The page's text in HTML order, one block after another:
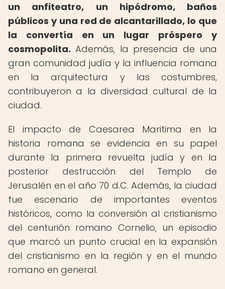
un anfiteatro, un hipódromo, baños
públicos y una red de alcantarillado, lo que
la convertía en un lugar próspero y
cosmopolita. Además, la presencia de una
gran comunidad judía y la influencia romana
en la arquitectura y las costumbres,
contribuyeron a la diversidad cultural de la
ciudad.
El impacto de Caesarea Maritima en la
historia romana se evidencia en su papel
durante la primera revuelta judía y en la
posterior destrucción del Templo de
Jerusalén en el año 70 d.C. Además, la ciudad
fue escenario de importantes eventos
históricos, como la conversión al cristianismo
del centurión romano Cornelio, un episodio
que marcó un punto crucial en la expansión
del cristianismo en la región y en el mundo
romano en general.